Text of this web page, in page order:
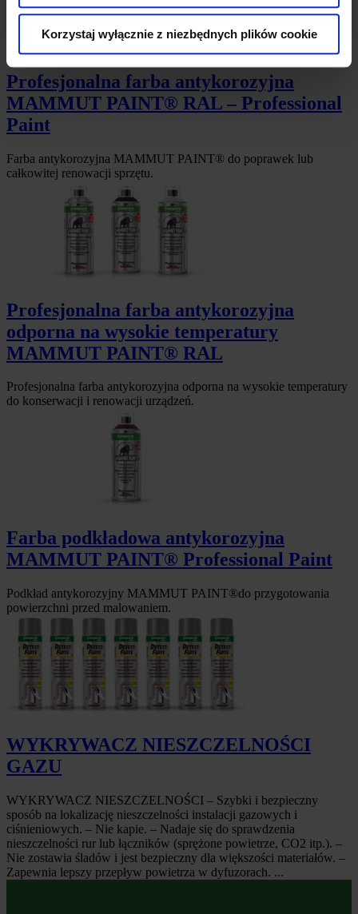
Korzystaj wyłącznie z niezbędnych plików cookie
Profesjonalna farba antykorozyjna
MAMMUT PAINT® RAL – Professional
Paint
Farba antykorozyjna MAMMUT PAINT® do poprawek lub
całkowitej renowacji sprzętu.
Profesjonalna farba antykorozyjna
odporna na wysokie temperatury
MAMMUT PAINT® RAL
Profesjonalna farba antykorozyjna odporna na wysokie temperatury
do konserwacji i renowacji urządzeń.
Farba podkładowa antykorozyjna
MAMMUT PAINT® Professional Paint
Podkład antykorozyjny MAMMUT PAINT®do przygotowania
powierzchni przed malowaniem.
WYKRYWACZ NIESZCZELNOŚCI
GAZU
WYKRYWACZ NIESZCZELNOŚCI – Szybki i bezpieczny
sposób na lokalizację nieszczelności instalacji gazowych i
ciśnieniowych. – Nie kapie. – Nadaje się do sprawdzenia
nieszczelności rur lub łączników (sprężone powietrze, CO2 itp.). –
Nie zostawia śladów i jest bezpieczny dla większości materiałów. –
Zapewnia lepszy przepływ powietrza w dyfuzorach. ...